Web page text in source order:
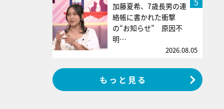
加藤夏希、7歳長男の連
絡帳に書かれた衝撃
の“お知らせ” 原因不
明…
2026.08.05
もっと見る